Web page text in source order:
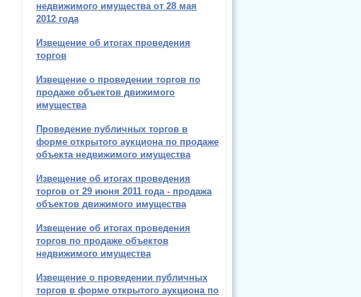
недвижимого имущества от 28 мая
2012 года
Извещение об итогах проведения
торгов
Извещение о проведении торгов по
продаже объектов движимого
имущества
Проведение публичных торгов в
форме открытого аукциона по продаже
объекта недвижимого имущества
Извещение об итогах проведения
торгов от 29 июня 2011 года - продажа
объектов движимого имущества
Извещение об итогах проведения
торгов по продаже объектов
недвижимого имущества
Извещение о проведении публичных
торгов в форме открытого аукциона по